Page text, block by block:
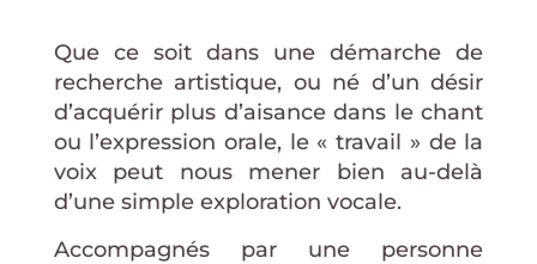
Que ce soit dans une démarche de
recherche artistique, ou né d’un désir
d’acquérir plus d’aisance dans le chant
ou l’expression orale, le « travail » de la
voix peut nous mener bien au-delà
d’une simple exploration vocale.
Accompagnés par une personne